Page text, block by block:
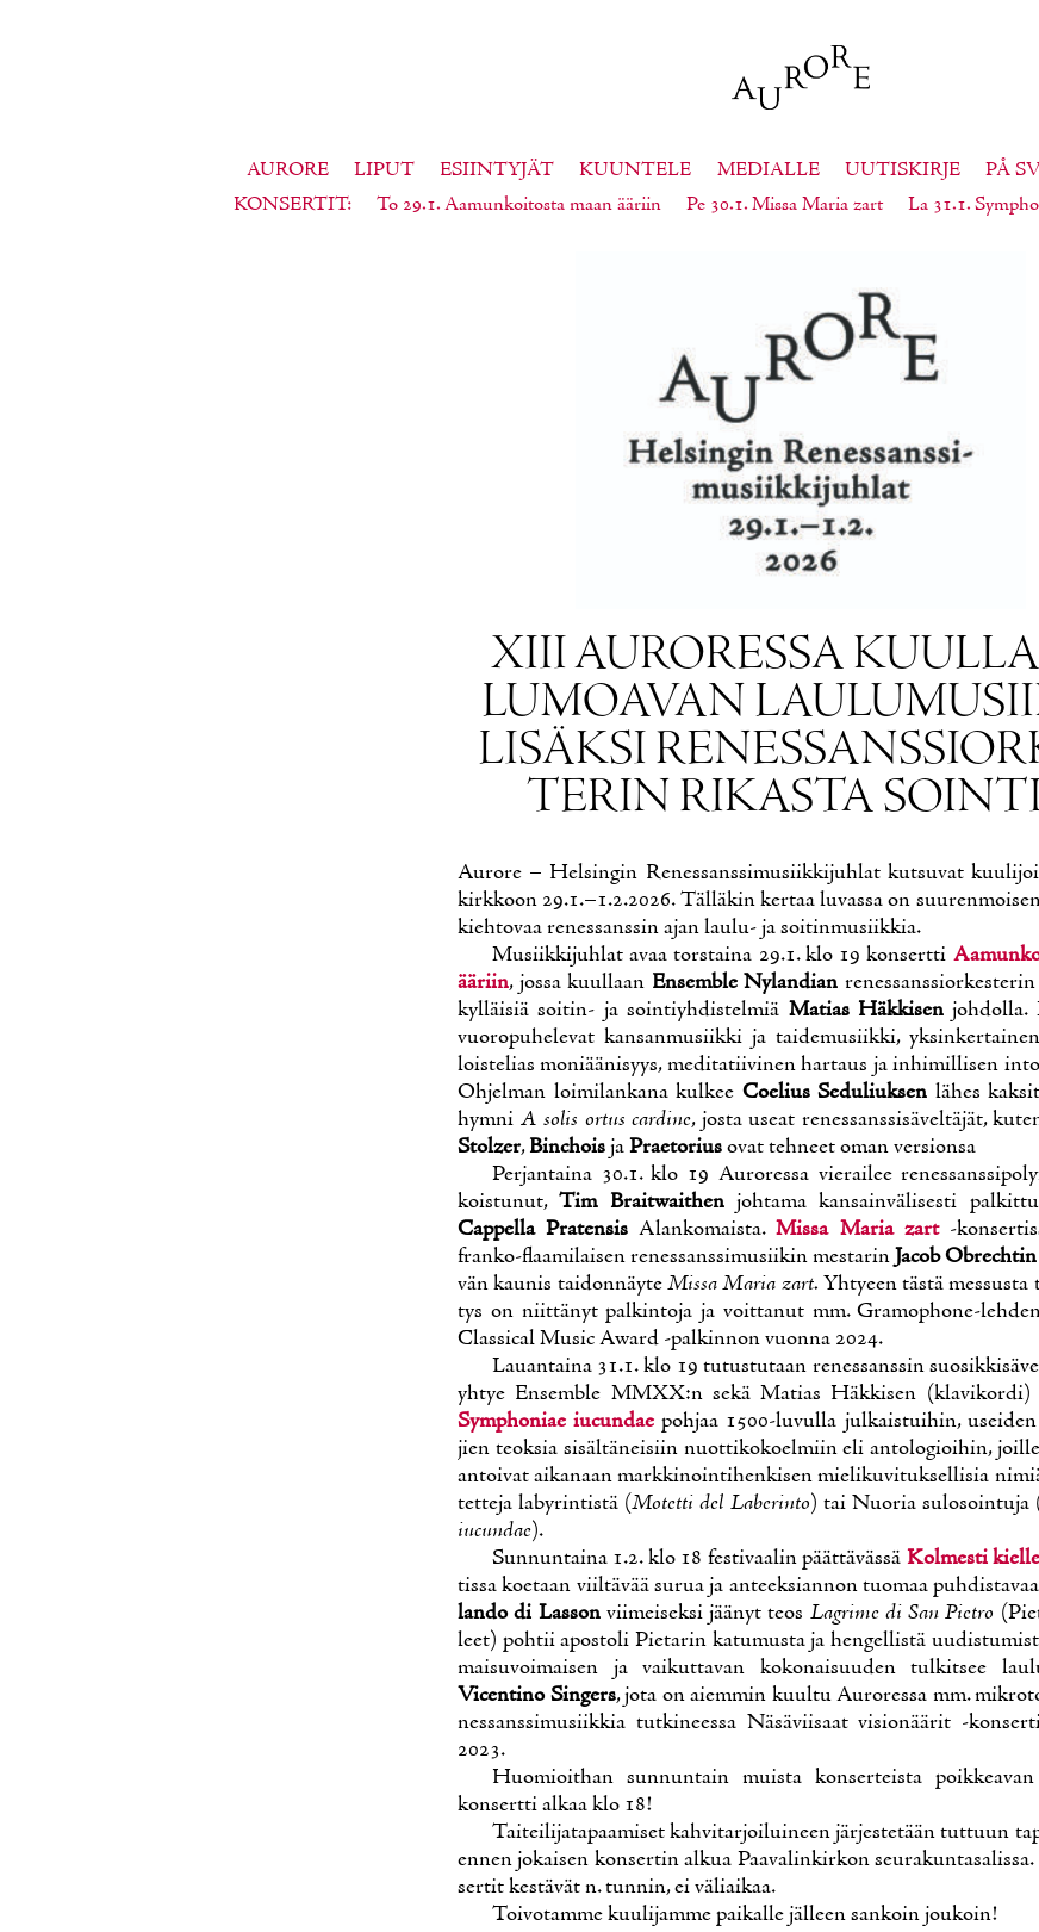
AURORE LIPUT ESIINTYJÄT KUUNTELE MEDIALLE UUTISKIRJE PÅ
KONSERTIT
To 29.1. Aamunkoitosta maan ääriin Pe 30.1. Missa Maria zart La 31.1.
XIII AU­RO­RES­SA
LU­MOA­VAN
LI­SÄK­SI
TE­RIN RI­KAS­TA
Au­ro­re – Hel­sin­gin Re­nes­sans­si­musiik­ki­juh­lat kut­su­vat
kirk­koon 29.1.–1.2.2026. Täl­lä­kin ker­taa lu­vas­sa on
kieh­to­vaa re­nes­sans­sin ajan lau­lu- ja soi­tin­musiik­kia.
Musiik­ki­juh­lat avaa tors­tai­na 29.1. klo 19 kon­sert­ti
ää­riin, jos­sa kuul­laan En­semble Ny­lan­dian
kyl­läi­siä soi­tin- ja soin­tiyh­dis­tel­miä Ma­tias Häk­ki­senjoh­dol­la.
vuo­ro­pu­he­le­vat kan­san­musiik­ki ja tai­de­musiik­ki,
lois­te­lias mo­ni­ää­ni­syys, me­di­ta­tii­vi­nen har­taus ja in­hi­mil­li­sen
Oh­jel­man loi­mi­lan­ka­na kul­kee Coe­lius Se­du­liuk­sen lä­hes
hym­ni A so­lis or­tus car­di­ne, jos­ta useat re­nes­sans­si­sä­vel­tä­jät,
Stolzer,Binc­hoisjaPrae­to­riusovat teh­neet oman ver­sion­sa
Per­jan­tai­na 30.1. klo 19 Au­ro­res­sa vie­rai­lee
kois­tu­nut,Tim Braitwait­henjoh­ta­ma kan­sain­vä­li­ses­ti
Cap­pel­la Pra­ten­sis Alan­ko­mais­ta.Mis­sa Ma­ria zart -
fran­ko-flaa­mi­lai­sen re­nes­sans­si­musii­kin mes­ta­rinJacob Obrech­tin
vän kau­nis tai­don­näy­teMis­sa Ma­ria zart. Yh­tyeen täs­tä
tys on niit­tä­nyt pal­kin­to­ja ja voit­ta­nut mm. Gra­mop­ho­ne-
Clas­sical Music Award -pal­kin­non vuon­na 2024.
Lau­an­tai­na 31.1. klo 19 tu­tus­tu­taan re­nes­sans­sin
yh­tye En­semble MMXX:n se­kä Ma­tias Häk­ki­sen
Symp­ho­niae iucun­dae poh­jaa 1500-lu­vul­la jul­kais­tui­hin,
jien teok­sia si­säl­tä­nei­siin nuot­ti­ko­koel­miin eli an­to­lo­gioi­hin,
an­toi­vat ai­ka­naan mark­ki­noin­ti­hen­ki­sen mie­li­ku­vi­tuk­sel­li­sia
tet­te­ja la­by­rin­tis­tä (Mo­tet­ti del La­be­rin­to) tai Nuo­ria su­los­oin­tu­ja
iucun­dae).
Sun­nun­tai­na 1.2. klo 18 fes­ti­vaa­lin päät­tä­väs­sä Kol­mes­ti
tis­sa koe­taan viil­tä­vää su­rua ja an­teek­sian­non tuo­maa
lan­do di Las­sonvii­mei­sek­si jää­nyt teos Lagri­me di San Piet­ro
leet) poh­tii apos­to­li Pie­ta­rin ka­tu­mus­ta ja hen­gel­lis­tä
mai­su­voi­mai­sen ja vai­kut­ta­van ko­ko­nai­suu­den tul­kit­see
Vicen­ti­no Sin­gers, jo­ta on ai­em­min kuul­tu Au­ro­res­sa mm.
nes­sans­si­musiik­kia tut­ki­nees­sa Nä­sä­vii­saat vi­sio­nää­rit -
2023.
Huo­mioit­han sun­nun­tain muis­ta kon­ser­teis­ta
kon­sert­ti al­kaa klo 18!
Tai­tei­li­ja­ta­paa­mi­set kah­vi­tar­joi­lui­neen jär­jes­te­tään tut­tuun
en­nen jo­kai­sen kon­ser­tin al­kua Paa­va­lin­kir­kon
ser­tit kes­tä­vät n. tun­nin, ei vä­liai­kaa.
Toi­vo­tam­me kuu­li­jam­me pai­kal­le jäl­leen san­koin jou­koin!